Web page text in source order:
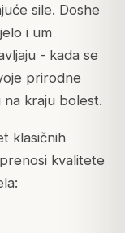
sile. Doshe
i um
- kada se
prirodne
kraju bolest.
klasičnih
kvalitete